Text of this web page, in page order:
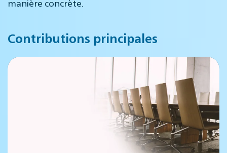
manière concrète.
Contributions principales